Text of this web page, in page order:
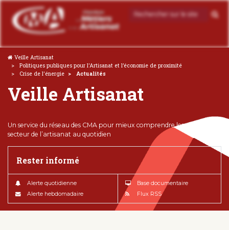
Veille Artisanat
Politiques publiques pour l'Artisanat et l’économie de proximité
Crise de l'énergie
Actualités
Veille Artisanat
Un service du réseau des CMA pour mieux comprendre les enjeux du
secteur de l’artisanat au quotidien
Rester informé
Alerte quotidienne
Alerte hebdomadaire
Base documentaire
Flux RSS